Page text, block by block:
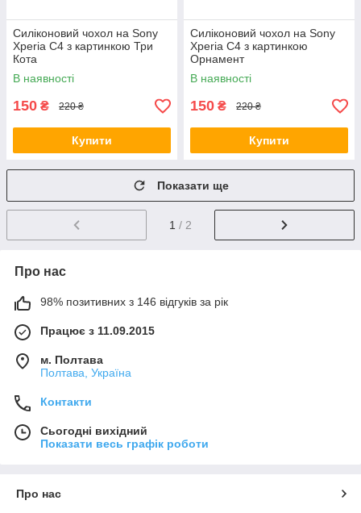
Силіконовий чохол на Sony
Xperia C4 з картинкою Три
Кота
В наявності
150 ₴ 220 ₴
Купити
Силіконовий чохол на Sony
Xperia C4 з картинкою
Орнамент
В наявності
150 ₴ 220 ₴
Купити
Показати ще
1 / 2
Про нас
98% позитивних з 146 відгуків за рік
Працює з 11.09.2015
м. Полтава
Полтава, Україна
Контакти
Сьогодні вихідний
Показати весь графік роботи
Про нас